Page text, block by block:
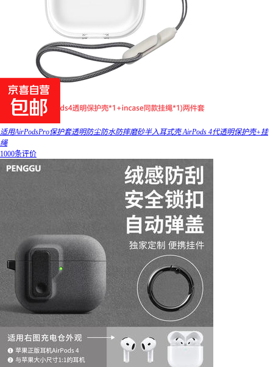
适用AirPodsPro保护套透明防尘防水防摔磨砂半入耳式壳 AirPods 4代透明保护壳+挂
绳
1000条评价